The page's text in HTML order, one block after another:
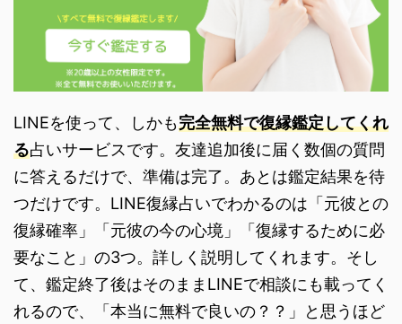
LINEを使って、しかも完全無料で復縁鑑定してくれ
る占いサービスです。友達追加後に届く数個の質問
に答えるだけで、準備は完了。あとは鑑定結果を待
つだけです。LINE復縁占いでわかるのは「元彼との
復縁確率」「元彼の今の心境」「復縁するために必
要なこと」の3つ。詳しく説明してくれます。そし
て、鑑定終了後はそのままLINEで相談にも載ってく
れるので、「本当に無料で良いの？？」と思うほど